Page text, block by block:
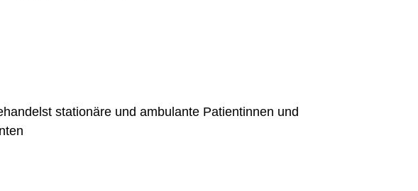
stationäre und ambulante Patientinnen und